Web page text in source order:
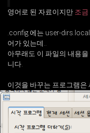
영어로 된 자료이지만 조금
.config 에는 user-
어가 있는데..
아무래도 이 파일의 내용
니다.
이것을 바꾸는 프로그램은